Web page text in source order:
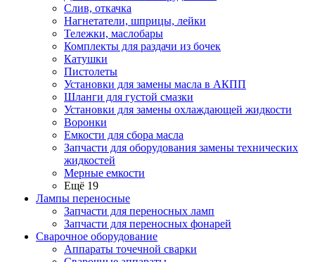
Слив, откачка
Нагнетатели, шприцы, лейки
Тележки, маслобары
Комплекты для раздачи из бочек
Катушки
Пистолеты
Установки для замены масла в АКПП
Шланги для густой смазки
Установки для замены охлаждающей жидкости
Воронки
Емкости для сбора масла
Запчасти для оборудования замены технических
жидкостей
Мерные емкости
Ещё 19
Лампы переносные
Запчасти для переносных ламп
Запчасти для переносных фонарей
Сварочное оборудование
Аппараты точечной сварки